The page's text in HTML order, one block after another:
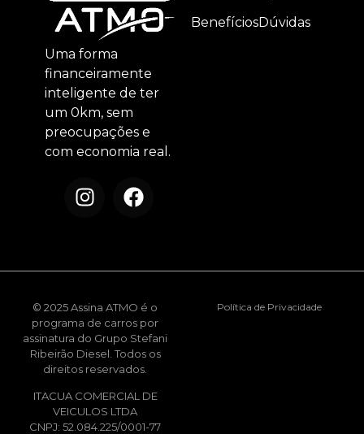
Uma forma
financeiramente
inteligente de ter
um 0km, sem
preocupações e
com economia real.
BenefíciosDúvidas
© 2025 Assina ATMO é o
programa de carros por
assinatura do Grupo Stefani
Ribeirão Diesel. Todos os
direitos reservados.
ITACUA COMERCIAL DE
VEICULOS LTDA
CNPJ: 52.084.225/0001-77
Política de Privacidade